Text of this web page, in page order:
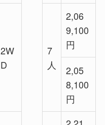
2W
D
7
人
2,06
9,100
円
2,05
8,100
円